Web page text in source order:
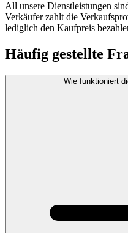
All unsere Dienstleistungen
Verkäufer zahlt die
lediglich den Kaufpreis
Häufig gestellte
Wie funktioniert